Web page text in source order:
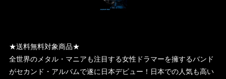
★送料無料対象商品★
全世界のメタル・マニアも注目する女性ドラマーを擁するバンド
がセカンド・アルバムで遂に日本デビュー！日本での人気も高い